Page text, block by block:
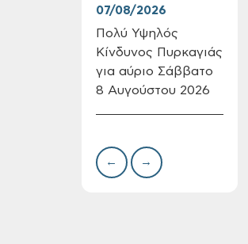
Επαναλειτουργία
του συστήματος
SeaTrac στην
07/08/2026
Πολύ Υψηλός
Κίνδυνος Πυρκαγιάς
για αύριο Σάββατο
8 Αυγούστου 2026
← →